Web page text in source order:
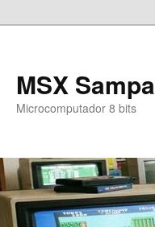
MSX Sampa
Microcomputador 8 bits